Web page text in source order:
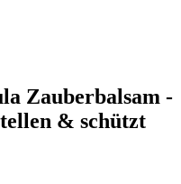
Zauberbalsam -
& schützt